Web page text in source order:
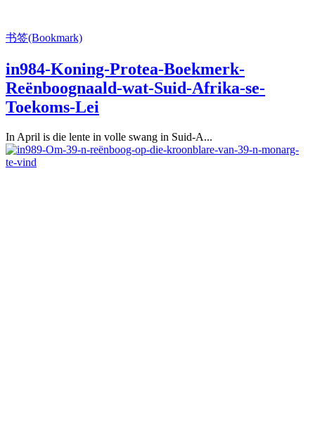
书签(Bookmark)
in984-Koning-Protea-Boekmerk-
Reënboognaald-wat-Suid-Afrika-se-
Toekoms-Lei
In April is die lente in volle swang in Suid-A...